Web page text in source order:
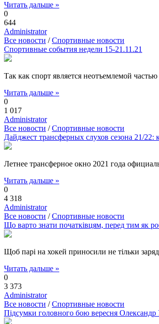
Читать дальше »
0
644
Administrator
Все новости /Спортивные новости
Спортивные события недели 15-21.11.21
Так как спорт является неотъемлемой
Читать дальше »
0
1 017
Administrator
Все новости /Спортивные новости
Дайджест трансферных слухов сезона 21/22:
Летнее трансферное окно 2021 года
Читать дальше »
0
4 318
Administrator
Все новости /Спортивные новости
Що варто знати початківцям, перед тим як
Щоб парі на хокей приносили не тільки
Читать дальше »
0
3 373
Administrator
Все новости /Спортивные новости
Підсумки головного бою вересня